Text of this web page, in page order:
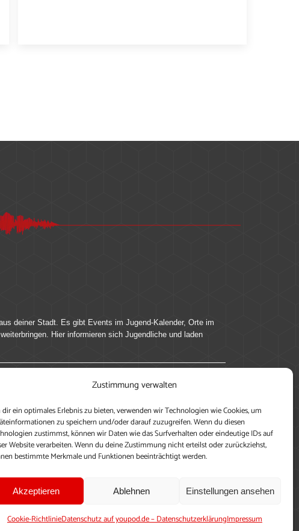
Zustimmung verwalten
ein optimales Erlebnis zu bieten, verwenden wir Technologien wie Cookies, um
zu speichern und/oder darauf zuzugreifen. Wenn du diesen
zustimmst, können wir Daten wie das Surfverhalten oder eindeutige IDs auf
Website verarbeiten. Wenn du deine Zustimmung nicht erteilst oder zurückziehst,
bestimmte Merkmale und Funktionen beeinträchtigt werden.
Akzeptieren Ablehnen Einstellungen ansehen
Cookie-RichtlinieDatenschutz auf youpod.de – DatenschutzerklärungImpressum
deiner Stadt. Es gibt Events im Jugend-Kalender, Orte im
Hier informieren sich Jugendliche und laden
Erfahrung, teile deine Perspektive und veröffentliche
Funktionen nutzen zu können, ein Profil anzulegen, eigene